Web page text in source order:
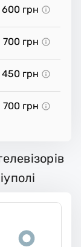
600 грн
700 грн
450 грн
700 грн